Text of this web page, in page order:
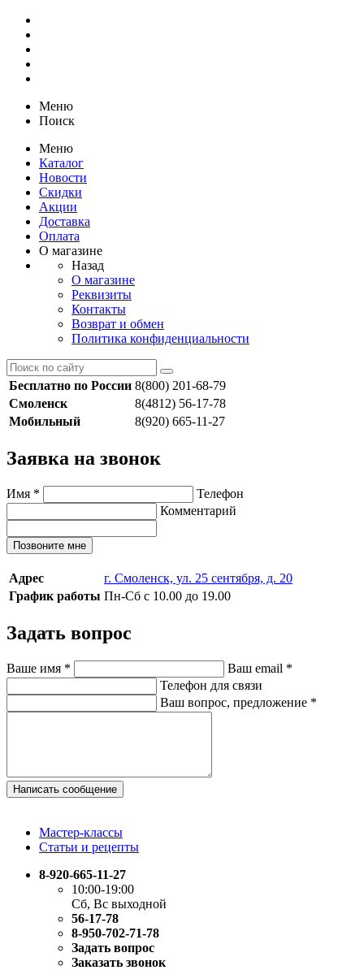
Меню
Поиск
Меню
Каталог
Новости
Скидки
Акции
Доставка
Оплата
О магазине
Назад
О магазине
Реквизиты
Контакты
Возврат и обмен
Политика конфиденциальности
Бесплатно по России 8(800) 201-68-79
Смоленск
8(4812) 56-17-78
Мобильный
8(920) 665-11-27
Заявка на звонок
Имя *
Телефон
Комментарий
Позвоните мне
Адрес
г. Смоленск, ул. 25 сентября, д. 20
График работы Пн-Сб с 10.00 до 19.00
Задать вопрос
Ваше имя * Ваш email *
Телефон для связи
Ваш вопрос, предложение *
Написать сообщение
Мастер-классы
Статьи и рецепты
8-920-665-11-27
10:00-19:00
Сб, Вс выходной
56-17-78
8-950-702-71-78
Задать вопрос
Заказать звонок